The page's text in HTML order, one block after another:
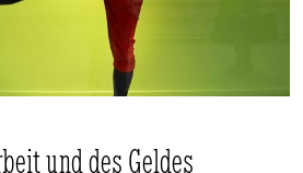
und des Geldes